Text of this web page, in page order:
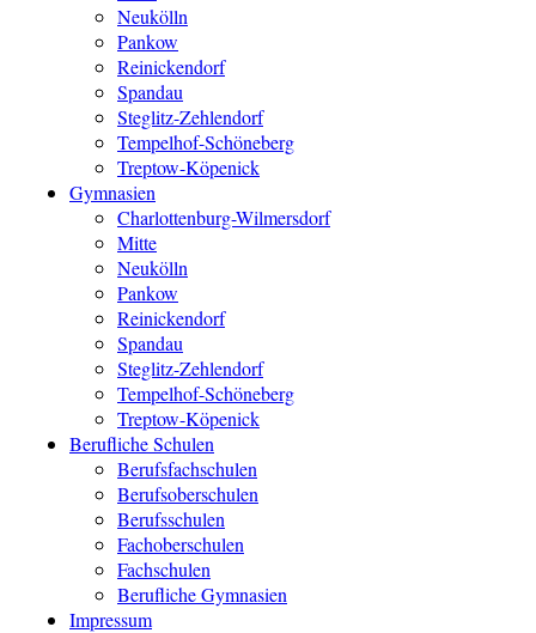
Neukölln
Pankow
Reinickendorf
Spandau
Steglitz-Zehlendorf
Tempelhof-Schöneberg
Treptow-Köpenick
Gymnasien
Charlottenburg-Wilmersdorf
Mitte
Neukölln
Pankow
Reinickendorf
Spandau
Steglitz-Zehlendorf
Tempelhof-Schöneberg
Treptow-Köpenick
Berufliche Schulen
Berufsfachschulen
Berufsoberschulen
Berufsschulen
Fachoberschulen
Fachschulen
Berufliche Gymnasien
Impressum